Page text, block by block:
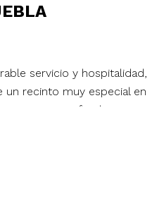
servicio y hospitalidad,
un recinto muy especial en
pasar un fin de semana